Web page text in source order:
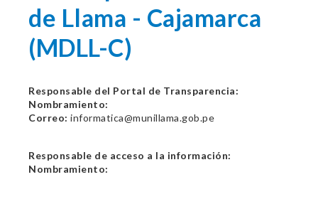
de Llama - Cajamarca
(MDLL-C)
Responsable del Portal de Transparencia:
Nombramiento:
Correo: informatica@munillama.gob.pe
Responsable de acceso a la información:
Nombramiento: